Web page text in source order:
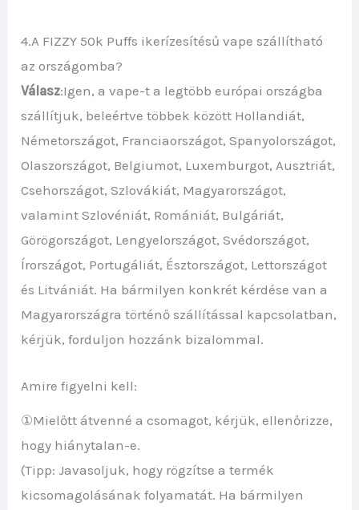
4.A FIZZY 50k Puffs ikerízesítésű vape szállítható
az országomba?
Válasz:Igen, a vape-t a legtöbb európai országba
szállítjuk, beleértve többek között Hollandiát,
Németországot, Franciaországot, Spanyolországot,
Olaszországot, Belgiumot, Luxemburgot, Ausztriát,
Csehországot, Szlovákiát, Magyarországot,
valamint Szlovéniát, Romániát, Bulgáriát,
Görögországot, Lengyelországot, Svédországot,
Írországot, Portugáliát, Észtországot, Lettországot
és Litvániát. Ha bármilyen konkrét kérdése van a
Magyarországra történő szállítással kapcsolatban,
kérjük, forduljon hozzánk bizalommal.
Amire figyelni kell:
①Mielőtt átvenné a csomagot, kérjük, ellenőrizze,
hogy hiánytalan-e.
(Tipp: Javasoljuk, hogy rögzítse a termék
kicsomagolásának folyamatát. Ha bármilyen